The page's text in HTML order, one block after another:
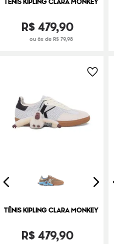
R$479,90
ou 6x de R$ 79,98
TÊNIS KIPLING CLARA MONKEY
R$479,90